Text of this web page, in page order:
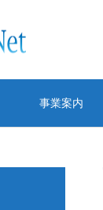
事業案内